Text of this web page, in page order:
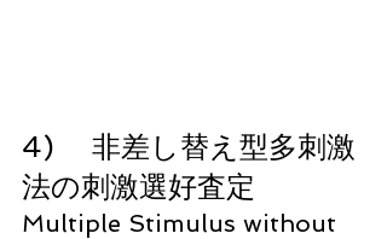
4)　 非差し替え型多刺激
法の刺激選好査定
Multiple Stimulus without